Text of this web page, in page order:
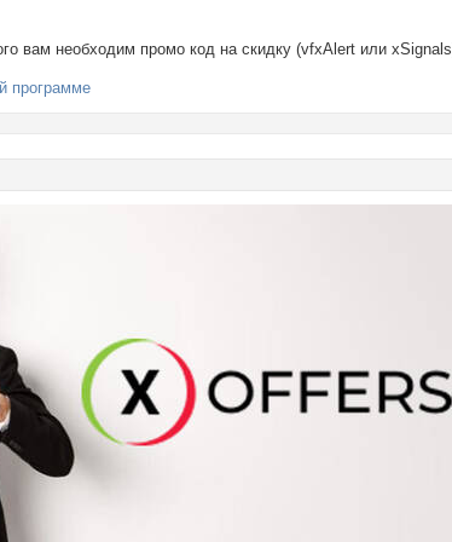
вам необходим промо код на скидку (vfxAlert или
программе